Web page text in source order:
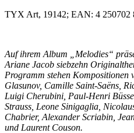
TYX Art, 19142; EAN: 4 250702
Auf ihrem Album „Melodies“
Ariane Jacob siebzehn
Programm stehen Kompositionen
Glasunov, Camille Saint-Saëns,
Luigi Cherubini, Paul-Henri
Strauss, Leone Sinigaglia,
Chabrier, Alexander Scriabin,
und Laurent Couson.